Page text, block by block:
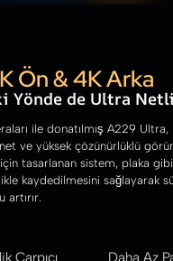
Ön & 4K Arka
Yönde de Ultra
ile donatılmış A229 Ultra,
ve yüksek çözünürlüklü
tasarlanan sistem, plaka
kaydedilmesini sağlayarak
artırır.
Çarpıcı
Daha Az